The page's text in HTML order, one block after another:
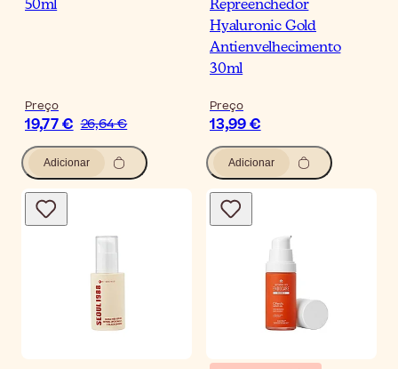
50ml
Preço
19,77 € 26,64 €
Adicionar
Repreenchedor
Hyaluronic Gold
Antienvelhecimento
30ml
Preço
13,99 €
Adicionar